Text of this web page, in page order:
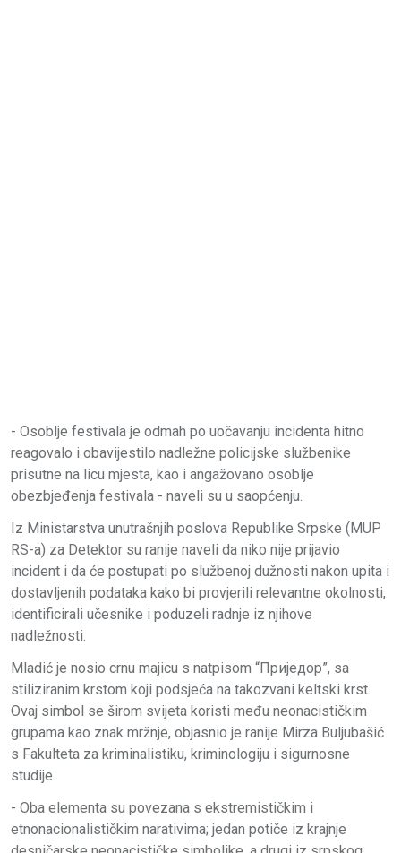
- Osoblje festivala je odmah po uočavanju incidenta hitno
reagovalo i obavijestilo nadležne policijske službenike
prisutne na licu mjesta, kao i angažovano osoblje
obezbjeđenja festivala - naveli su u saopćenju.
Iz Ministarstva unutrašnjih poslova Republike Srpske (MUP
RS-a) za Detektor su ranije naveli da niko nije prijavio
incident i da će postupati po službenoj dužnosti nakon upita i
dostavljenih podataka kako bi provjerili relevantne okolnosti,
identificirali učesnike i poduzeli radnje iz njihove
nadležnosti.
Mladić je nosio crnu majicu s natpisom “Приједор”, sa
stiliziranim krstom koji podsjeća na takozvani keltski krst.
Ovaj simbol se širom svijeta koristi među neonacističkim
grupama kao znak mržnje, objasnio je ranije Mirza Buljubašić
s Fakulteta za kriminalistiku, kriminologiju i sigurnosne
studije.
- Oba elementa su povezana s ekstremističkim i
etnonacionalističkim narativima; jedan potiče iz krajnje